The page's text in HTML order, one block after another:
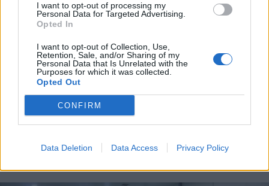
I want to opt-out of processing my
Personal Data for Targeted Advertising.
Opted In
I want to opt-out of Collection, Use,
Retention, Sale, and/or Sharing of my
Personal Data that Is Unrelated with the
Purposes for which it was collected.
Opted Out
CONFIRM
Data Deletion Data Access Privacy Policy
Tra stelle, trekking ed
Lorenzo. Dove vedere le stelle